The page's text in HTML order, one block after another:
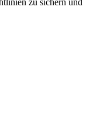
zu sichern und